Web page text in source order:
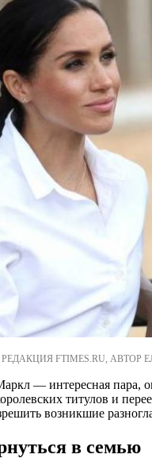
РЕДАКЦИЯ FTIMES.RU,
— интересная пара,
титулов и
возникшие
в семью